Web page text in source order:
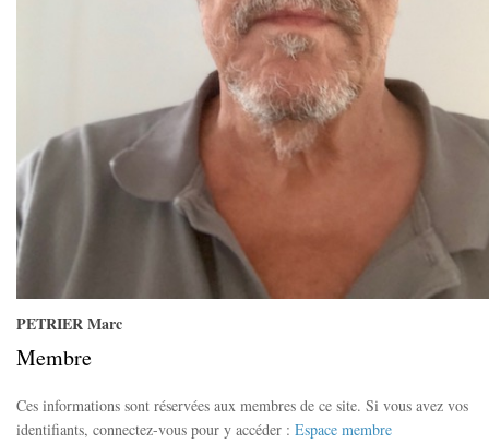
PETRIER Marc
Membre
Ces informations sont réservées aux membres de ce site. Si vous avez vos
identifiants, connectez-vous pour y accéder : Espace membre